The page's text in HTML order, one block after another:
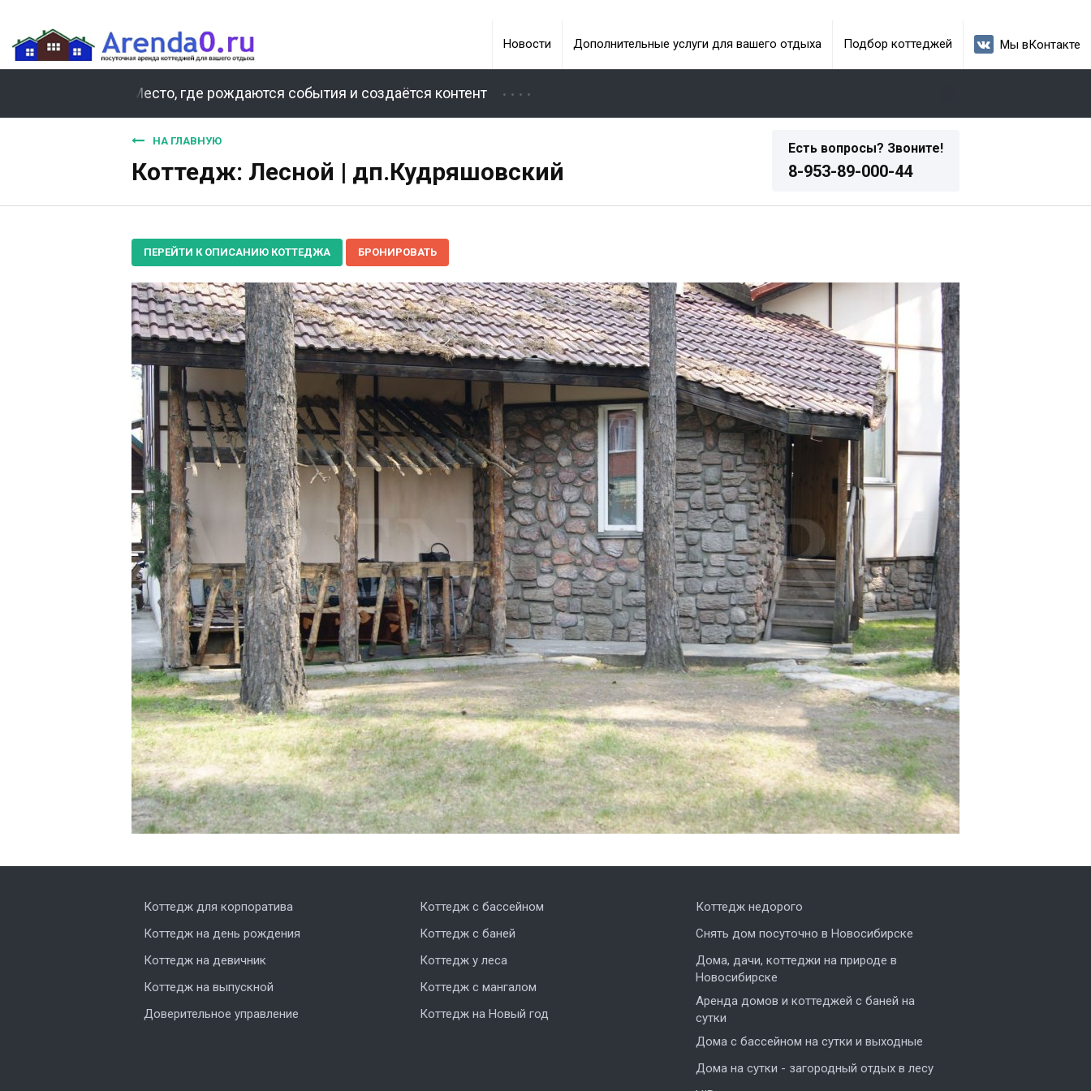
Новости Дополнительные услуги для вашего отдыха Подбор коттеджей Мы вКонтакте
Место, где рождаются события и создаётся контент
Есть вопросы? Звоните!
8-953-89-000-44
НА ГЛАВНУЮ
Коттедж: Лесной | дп.Кудряшовский
ПЕРЕЙТИ К ОПИСАНИЮ КОТТЕДЖА БРОНИРОВАТЬ
Коттедж для корпоратива
Коттедж на день рождения
Коттедж на девичник
Коттедж на выпускной
Доверительное управление
Коттедж с бассейном
Коттедж с баней
Коттедж у леса
Коттедж с мангалом
Коттедж на Новый год
Коттедж недорого
Снять дом посуточно в Новосибирске
Дома, дачи, коттеджи на природе в
Новосибирске
Аренда домов и коттеджей с баней на
сутки
Дома с бассейном на сутки и выходные
Дома на сутки - загородный отдых в лесу